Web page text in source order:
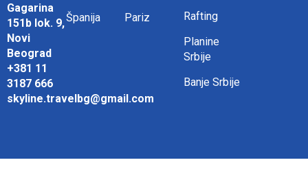
Gagarina
151b lok. 9,
Novi
Beograd
+381 11
3187 666
skyline.travelbg@gmail.com
Španija
Pariz
Rafting
Planine
Srbije
Banje Srbije